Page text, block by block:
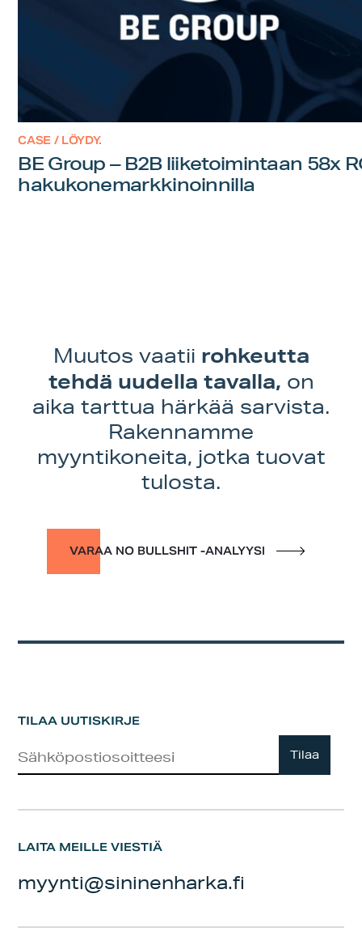
CASE / LÖYDY.
BE Group – B2B liiketoimintaan 58x
hakukonemarkkinoinnilla
Muutos vaatii rohkeutta
tehdä uudella tavalla, on
aika tarttua härkää sarvista.
Rakennamme
myyntikoneita, jotka tuovat
tulosta.
VARAA NO BULLSHIT -ANALYYSI
TILAA UUTISKIRJE
Tilaa
LAITA MEILLE VIESTIÄ
myynti@sininenharka.fi